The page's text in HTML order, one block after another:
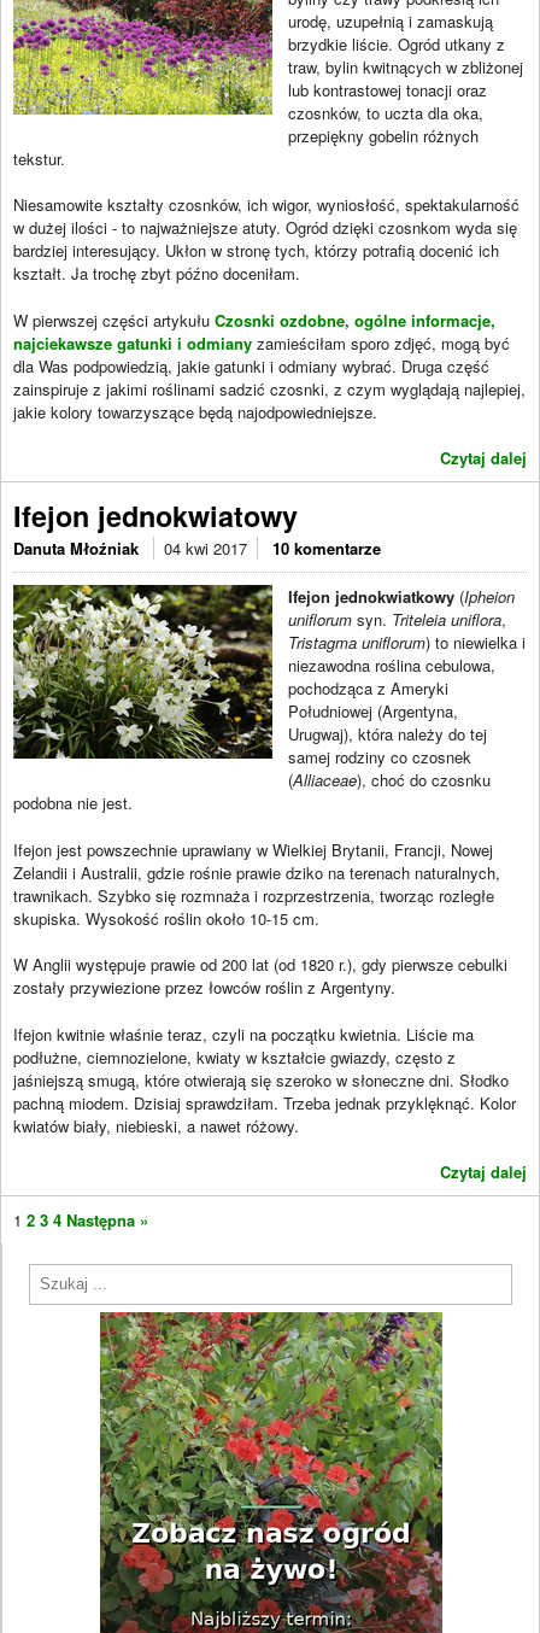
urodę, uzupełnią i zamaskują
brzydkie liście. Ogród utkany z
traw, bylin kwitnących w zbliżonej
lub kontrastowej tonacji oraz
czosnków, to uczta dla oka,
przepiękny gobelin różnych
tekstur.
Niesamowite kształty czosnków, ich wigor, wyniosłość, spektakularność
w dużej ilości - to najważniejsze atuty. Ogród dzięki czosnkom wyda się
bardziej interesujący. Ukłon w stronę tych, którzy potrafią docenić ich
kształt. Ja trochę zbyt późno doceniłam.
W pierwszej części artykułu Czosnki ozdobne, ogólne informacje,
najciekawsze gatunki i odmiany zamieściłam sporo zdjęć, mogą być
dla Was podpowiedzią, jakie gatunki i odmiany wybrać. Druga część
zainspiruje z jakimi roślinami sadzić czosnki, z czym wyglądają najlepiej,
jakie kolory towarzyszące będą najodpowiedniejsze.
Czytaj dalej
Ifejon jednokwiatowy
Danuta Młoźniak 04 kwi 2017 10 komentarze
Ifejon jednokwiatkowy (Ipheion
uniflorum syn. Triteleia uniflora,
Tristagma uniflorum) to niewielka i
niezawodna roślina cebulowa,
pochodząca z Ameryki
Południowej (Argentyna,
Urugwaj), która należy do tej
samej rodziny co czosnek
(Alliaceae), choć do czosnku
podobna nie jest.
Ifejon jest powszechnie uprawiany w Wielkiej Brytanii, Francji, Nowej
Zelandii i Australii, gdzie rośnie prawie dziko na terenach naturalnych,
trawnikach. Szybko się rozmnaża i rozprzestrzenia, tworząc rozległe
skupiska. Wysokość roślin około 10-15 cm.
W Anglii występuje prawie od 200 lat (od 1820 r.), gdy pierwsze cebulki
zostały przywiezione przez łowców roślin z Argentyny.
Ifejon kwitnie właśnie teraz, czyli na początku kwietnia. Liście ma
podłużne, ciemnozielone, kwiaty w kształcie gwiazdy, często z
jaśniejszą smugą, które otwierają się szeroko w słoneczne dni. Słodko
pachną miodem. Dzisiaj sprawdziłam. Trzeba jednak przyklęknąć. Kolor
kwiatów biały, niebieski, a nawet różowy.
Czytaj dalej
1 2 3 4 Następna »